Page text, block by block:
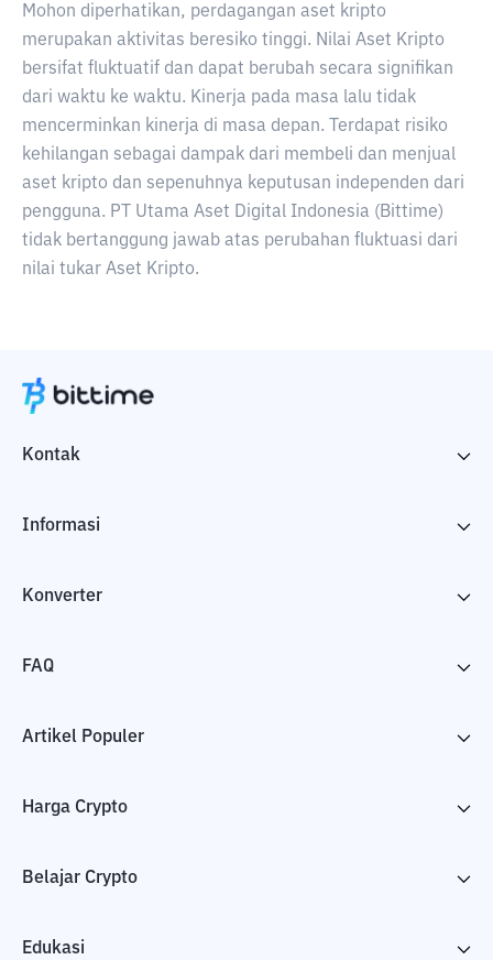
Mohon diperhatikan, perdagangan aset kripto
merupakan aktivitas beresiko tinggi. Nilai Aset Kripto
bersifat fluktuatif dan dapat berubah secara signifikan
dari waktu ke waktu. Kinerja pada masa lalu tidak
mencerminkan kinerja di masa depan. Terdapat risiko
kehilangan sebagai dampak dari membeli dan menjual
aset kripto dan sepenuhnya keputusan independen dari
pengguna. PT Utama Aset Digital Indonesia (Bittime)
tidak bertanggung jawab atas perubahan fluktuasi dari
nilai tukar Aset Kripto.
Kontak
Informasi
Konverter
FAQ
Artikel Populer
Harga Crypto
Belajar Crypto
Edukasi